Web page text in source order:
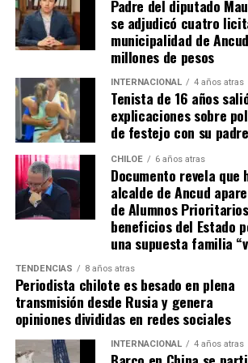
Tomás, los pasos siguen quemando los
en pos de que cada kilómetro recorrido,
que una llegada a Santiago, un arribo a
Actualmente, Gómez se encuentra en
realizando trámites y participando
distintos medios de comunicación.
una fecha exacta para su viaje a Estados
se administra el medicamento, indicó
realizarlo «a mediados de junio».
Cabe destacar que, pese a que se logró
por ende, la meta se cumplió,
redes sociales, eventos a beneficios de
¿Como ayudar?
Instagram, Dante_contra_duchenne
Fernando Jara (padre)
Padre del diputado
se adjudicó cuatro
municipalidad de
millones de pesos
INTERNACIONAL 4 años atras
Tenista de 16 años
explicaciones sobre
de festejo con su
CHILOE 6 años atras
Documento revela que
alcalde de Ancud
de Alumnos
beneficios del Estado
una supuesta familia
TENDENCIAS 8 años atras
Periodista chilote es besado en plena
transmisión desde Rusia y genera
opiniones divididas en redes sociales
INTERNACIONAL 4 años atras